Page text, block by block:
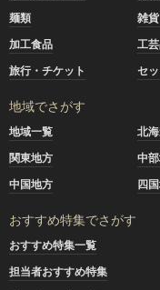
麺類
雑
加工食品
工
旅行・チケット
セ
地域でさがす
地域一覧 北
関東地方
中
中国地方
四
おすすめ特集でさがす
おすすめ特集一覧
担当者おすすめ特集